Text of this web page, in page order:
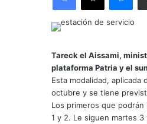
Tareck el Aissami,
plataforma Patria y el
Esta modalidad,
octubre y se tiene
Los primeros que
1 y 2. Le siguen martes